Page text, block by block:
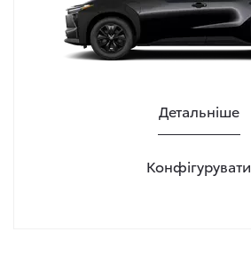
Детальніше
Конфігурувати